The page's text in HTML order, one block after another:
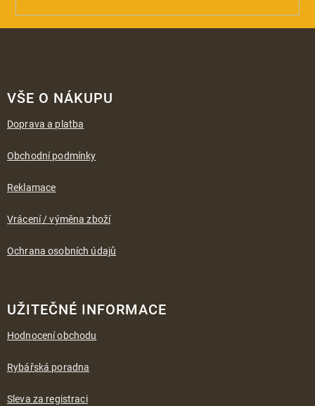
VŠE O NÁKUPU
Doprava a platba
Obchodní podmínky
Reklamace
Vrácení / výměna zboží
Ochrana osobních údajů
UŽITEČNÉ INFORMACE
Hodnocení obchodu
Rybářská poradna
Sleva za registraci